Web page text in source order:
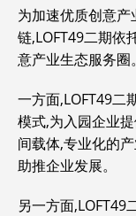
为加速优质创意
链,LOFT49二期依
意产业生态服务圈。
一方面,LOFT49二
模式,为入园企业
间载体,专业化的
助推企业发展。
另一方面,LOFT49